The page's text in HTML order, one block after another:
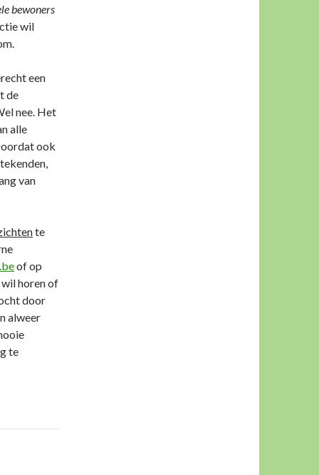
bewoners
wil
een
de
nee. Het
alle
ook
van
te
of op
horen of
door
alweer
te